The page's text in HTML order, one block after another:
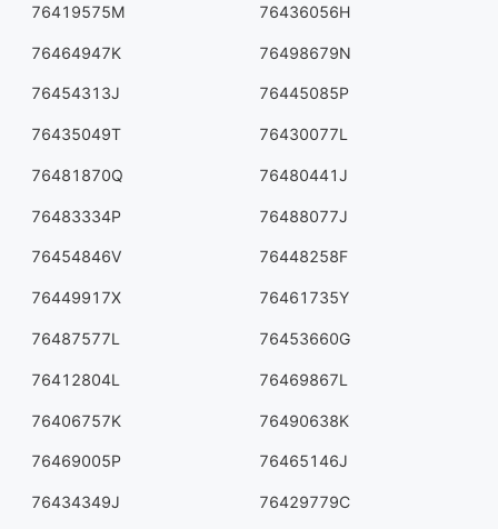
76419575M 76436056H
76464947K 76498679N
76454313J 76445085P
76435049T 76430077L
76481870Q 76480441J
76483334P 76488077J
76454846V 76448258F
76449917X 76461735Y
76487577L 76453660G
76412804L 76469867L
76406757K 76490638K
76469005P 76465146J
76434349J 76429779C